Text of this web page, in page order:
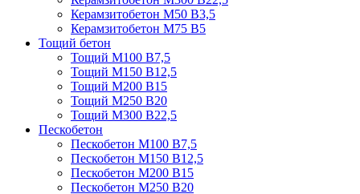
Керамзитобетон М50 В3,5
Керамзитобетон М75 В5
Тощий бетон
Тощий М100 В7,5
Тощий М150 В12,5
Тощий М200 В15
Тощий М250 В20
Тощий М300 В22,5
Пескобетон
Пескобетон М100 В7,5
Пескобетон М150 В12,5
Пескобетон М200 В15
Пескобетон М250 В20